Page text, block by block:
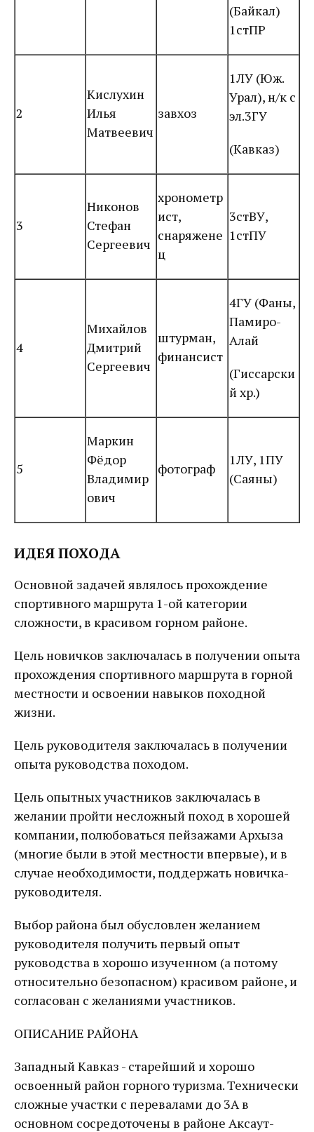
(Байкал)
1стПР
2
Кислухин
Илья
Матвеевич
завхоз
1ЛУ (Юж.
Урал), н/к с
эл.3ГУ
(Кавказ)
3
Никонов
Стефан
Сергеевич
хронометр
ист,
снаряжене
ц
3стВУ,
1стПУ
4
Михайлов
Дмитрий
Сергеевич
штурман,
финансист
4ГУ (Фаны,
Памиро-
Алай
(Гиссарски
й хр.)
5
Маркин
Фёдор
Владимир
ович
фотограф
1ЛУ, 1ПУ
(Саяны)
ИДЕЯ ПОХОДА
Основной задачей являлось прохождение
спортивного маршрута 1-ой категории
сложности, в красивом горном районе.
Цель новичков заключалась в получении опыта
прохождения спортивного маршрута в горной
местности и освоении навыков походной
жизни.
Цель руководителя заключалась в получении
опыта руководства походом.
Цель опытных участников заключалась в
желании пройти несложный поход в хорошей
компании, полюбоваться пейзажами Архыза
(многие были в этой местности впервые), и в
случае необходимости, поддержать новичка-
руководителя.
Выбор района был обусловлен желанием
руководителя получить первый опыт
руководства в хорошо изученном (а потому
относительно безопасном) красивом районе, и
согласован с желаниями участников.
ОПИСАНИЕ РАЙОНА
Западный Кавказ - старейший и хорошо
освоенный район горного туризма. Технически
сложные участки с перевалами до 3А в
основном сосредоточены в районе Аксаут-